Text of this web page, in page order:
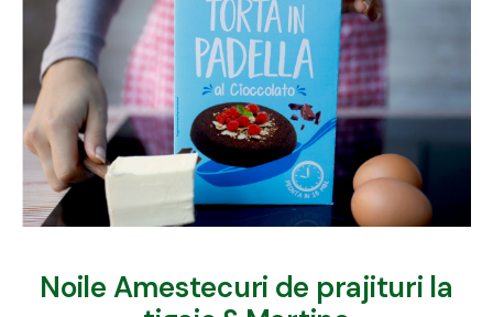
Noile Amestecuri de prajituri la